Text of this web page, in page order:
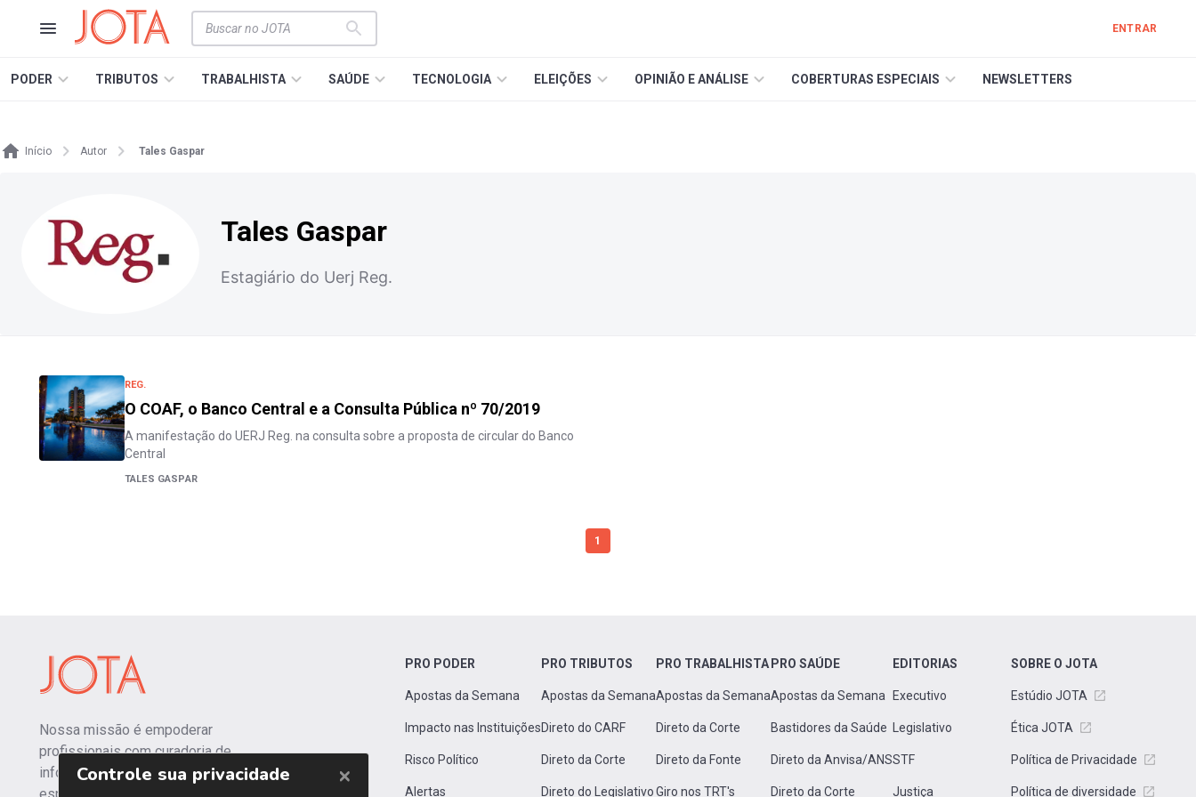
ENTRAR
PODER TRIBUTOS TRABALHISTA SAÚDE TECNOLOGIA ELEIÇÕES OPINIÃO E ANÁLISE COBERTURAS ESPECIAIS NEWSLETTERS
Início Autor Tales Gaspar
Tales Gaspar
Estagiário do Uerj Reg.
REG.
O COAF, o Banco Central e a Consulta Pública nº 70/2019
A manifestação do UERJ Reg. na consulta sobre a proposta de circular do Banco
Central
TALES GASPAR
1
Nossa missão é empoderar
profissionais com curadoria de
informações independentes e
PRO PODER
Apostas da Semana
Impacto nas Instituições
Risco Político
Alertas
PRO TRIBUTOS
Apostas da Semana
Direto do CARF
Direto da Corte
Direto do Legislativo
PRO TRABALHISTA
Apostas da Semana
Direto da Corte
Direto da Fonte
Giro nos TRT's
PRO SAÚDE
Apostas da Semana
Bastidores da Saúde
Direto da Anvisa/ANS
Direto da Corte
EDITORIAS
Executivo
Legislativo
STF
Justiça
SOBRE O JOTA
Estúdio JOTA
Ética JOTA
Política de Privacidade
Política de diversidade